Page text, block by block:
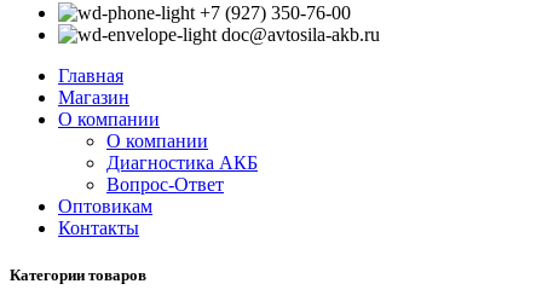
+7 (927) 350-76-00
doc@avtosila-akb.ru
Главная
Магазин
О компании
О компании
Диагностика АКБ
Вопрос-Ответ
Оптовикам
Контакты
Категории товаров